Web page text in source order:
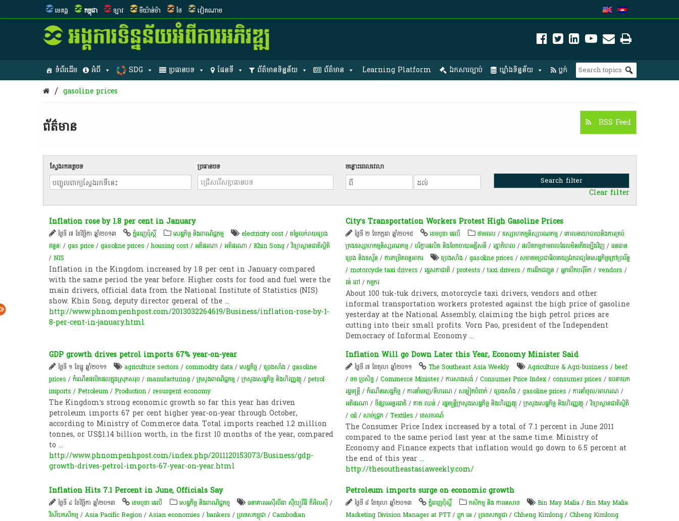
មេគង្គ កម្ពុជា ឡាវ មីយ៉ាន់ម៉ា ថៃ វៀតណាម
ទំព័រដើម អំពី SDG ប្រធានបទ ផែនទី ព័ត៌មានទិន្នន័យ ព័ត៌មាន Learning Platform ឯកសារច្បាប់ ឃ្លាំងទិន្នន័យ ប្លក់
/ gasoline prices
ព័ត៌មាន​ RSS Feed
ស្វែងរកអត្ថបទ ប្រធានបទ ចន្លោះពេលវេលា
Clear filter
Inflation rose by 1.8 per cent in January
ថ្ងៃទី ៧ ខែវិច្ឆិកា ឆ្នាំ២០១៣ ភ្នំពេញប៉ុស្តិ៍ សេដ្ឋកិច្ច និងពាណិជ្ជកម្ម electricity cost/តម្លៃ​លក់រាយ​ប្រេង
ឥន្ធនៈ /gas price/gasoline prices /housing cost/អតិផរណា​ /អតិផរណា /Khin Song/វិទ្យាស្ថានជាតិស្ថិតិ
/NIS
Inflation in the Kingdom increased by 1.8 per cent in January compared
with the same period the year before. Higher costs for food and fuel were the
main drivers, official data from the National Institute of Statistics (NIS)
show. Khin Song, deputy director general of the ...
http://www.phnompenhpost.com/2013032264619/Business/inflation-rose-by-1-
8-per-cent-in-january.html
City’s Transportation Workers Protest High Gasoline Prices
ថ្ងៃទី ២ ខែកក្កដា ឆ្នាំ២០១៥ ខេមបូឌា ដេលី ថាមពល/ឧស្សាហកម្មនិស្សារណកម្ម/គោលនយោបាយនិងការគ្រប់
គ្រងឧស្សាហកម្មនិស្សរណកម្ម/បរិក្ខារផលិត និងចែកចាយអគ្គីសនី /រដ្ឋាភិបាល/ផលិតកម្មថាមពលដែលមិនកើតឡើងវិញ /ធនធាន
ប្រេង និងឧស្ម័ន /ការកម្រិតពន្ធអាករ ប្រេងសាំង /gasoline prices /សមាគមប្រជាធិបតេយ្យឯករាជ្យនៃសេដ្ឋកិច្ចក្រៅប្រព័ន្ធ
/motorcycle taxi drivers /រដ្ឋសភា​ជាតិ/protests /taxi drivers /ការដឹកជញ្ជូន /អ្នកបើកបររ៉ឺម៉ក/vendors /
វន់ ពៅ /ក​ម្មករ​
About 100 tuk-tuk drivers, motorcycle taxi drivers, vendors and other
informal transportation workers protested against the high price of gasoline
yesterday at the National Assembly, claiming the high petrol prices are
cutting into their small profits. Vorn Pao, president of the Independent
Democracy of Informal Economy...
GDP growth drives petrol imports 67% year-on-year
ថ្ងៃទី ១ ខែធ្នូ ឆ្នាំ២០១១ agriculture sectors /commodity data/សេដ្ឋកិច្ច/ប្រេងសាំង /gasoline
prices /កំណើនផលិតផលក្នុងស្រុកសរុប/manufacturing/ក្រសួងពាណិជ្ជកម្ម/ក្រសួងសេដ្ឋកិច្ច និងហិរញ្ញវត្ថុ/petrol
imports /Petroleum/Production/resurgent economy
The Kingdom’s strong economic growth so far this year has driven
petroleum imports 67 per cent higher year-on-year through October,
according to Ministry of Commerce data. Total imports reached 1.2 million
tonnes, or US$1.14 billion worth, in the first 10 months of the year, compared
to ...
http://www.phnompenhpost.com/index.php/2011120153073/Business/gdp-
growth-drives-petrol-imports-67-year-on-year.html
Inflation Will go Down Later this Year, Economy Minister Said
ថ្ងៃទី ៧ ខែតុលា ឆ្នាំ២០១១ The Southeast Asia Weekly Agriculture & Agri-business /beef
/ចម ប្រសិទ្ធ/Commerce Minister/ការសាងសង់ /Consumer Price Index/consumer prices /ឧបនាយក
រដ្ឋមន្ត្រី​ /កំណើន​សេដ្ឋកិច្ច/ការនាំចេញ/នីហរណ /សម្លៀកបំពាក់/ប្រេងសាំង /gasoline prices /ការនាំចូល/អាហរណ /
អតិផរណា​ /​ទីផ្សារ​អន្តរជាតិ/គាត ឈន់ /រដ្ឋមន្ត្រីក្រសួងសេដ្ឋកិច្ច និងហិរញ្ញវត្ថុ/ក្រសួងសេដ្ឋកិច្ច និងហិរញ្ញវត្ថុ/វិទ្យាស្ថានជាតិស្ថិតិ
/oil/សាច់​ជ្រូក/Textiles /ទេសចរណ៍
The Consumer Price Index increased by a total of 7.1 percent in June 2011
compared to the same period last year at the same time. Ministry of
Economy and Finance expects that inflation would go down to 6.5 percent at
the end of this year...
http://thesoutheastasiaweekly.com/
Inflation Hits 7.1 Percent in June, Officials Say
ថ្ងៃទី ៤ ខែវិច្ឆិកា ឆ្នាំ២០១៣ ខេមបូឌា ដេលី សេដ្ឋកិច្ច និងពាណិជ្ជកម្ម ធនាគារអេស៊ីលីដា ស៊ីឃ្យួរឹធី ភីអិលស៊ី/
វិស័យកសិកម្ម/Asia Pacific Region/Asian economies /bankers /ប្រទេសកម្ពុជា /Cambodian
Petroleum imports surge on economic growth
ថ្ងៃទី ៨ ខែតុលា ឆ្នាំ២០១៣ ភ្នំពេញប៉ុស្តិ៍ កសិកម្ម​ និង​ ការ​នេ​សាទ​ Bin May Malia/Bin May Malia
Marketing Division Manager at PTT/ប្លុក អេ/ប្រទេសកម្ពុជា /Chheng Kimlong/Chheng Kimlong